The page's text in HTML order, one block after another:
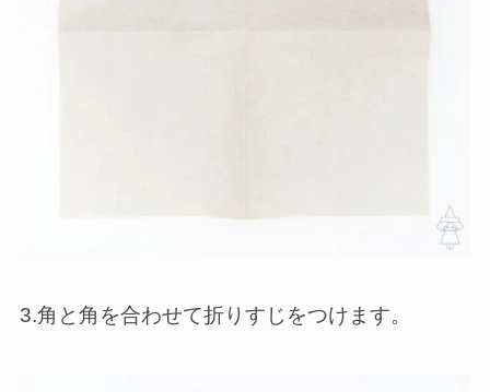
3.角と角を合わせて折りすじをつけます。